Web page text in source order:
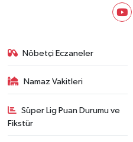
Nöbetçi Eczaneler
Namaz Vakitleri
Süper Lig Puan Durumu ve
Fikstür